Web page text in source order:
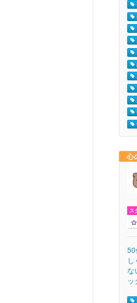
心
ス
な